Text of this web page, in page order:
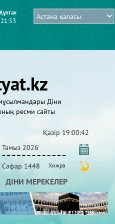
Құптан
21:53
Діни
ресми сайты
Қазір 19:00:43
Тамыз 2026
Сафар 1448 Хижра
МЕРЕКЕЛЕР